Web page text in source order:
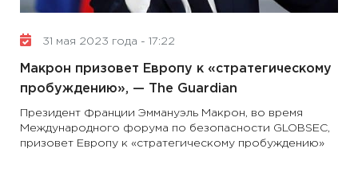
31 мая 2023 года - 17:22
Макрон призовет Европу к «стратегическому
пробуждению», — The Guardian
Президент Франции Эммануэль Макрон, во время
Международного форума по безопасности GLOBSEC,
призовет Европу к «стратегическому пробуждению»